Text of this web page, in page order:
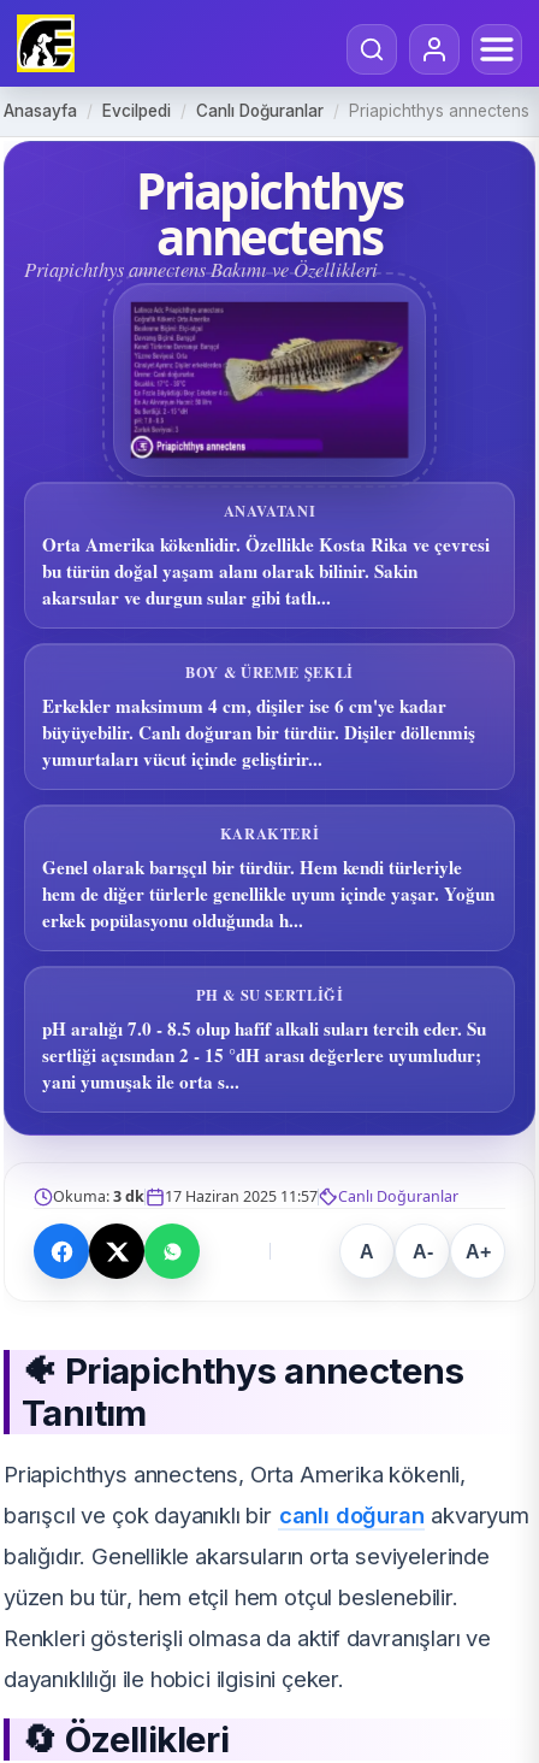
Anasayfa / Evcilpedi / Canlı Doğuranlar / Priapichthys annectens
Priapichthys
annectens
Priapichthys annectens Bakımı ve Özellikleri
ANAVATANI
Orta Amerika kökenlidir. Özellikle Kosta Rika ve çevresi
bu türün doğal yaşam alanı olarak bilinir. Sakin
akarsular ve durgun sular gibi tatlı...
BOY & ÜREME ŞEKLI
Erkekler maksimum 4 cm, dişiler ise 6 cm'ye kadar
büyüyebilir. Canlı doğuran bir türdür. Dişiler döllenmiş
yumurtaları vücut içinde geliştirir...
KARAKTERI
Genel olarak barışçıl bir türdür. Hem kendi türleriyle
hem de diğer türlerle genellikle uyum içinde yaşar. Yoğun
erkek popülasyonu olduğunda h...
PH & SU SERTLIĞI
pH aralığı 7.0 - 8.5 olup hafif alkali suları tercih eder. Su
sertliği açısından 2 - 15 °dH arası değerlere uyumludur;
yani yumuşak ile orta s...
Okuma:3 dk 17 Haziran 2025 11:57 Canlı Doğuranlar
A A- A+
🐠 Priapichthys annectens
Tanıtım
Priapichthys annectens, Orta Amerika kökenli,
barışcıl ve çok dayanıklı bir canlı doğuran akvaryum
balığıdır. Genellikle akarsuların orta seviyelerinde
yüzen bu tür, hem etçil hem otçul beslenebilir.
Renkleri gösterişli olmasa da aktif davranışları ve
dayanıklılığı ile hobici ilgisini çeker.
🔄 Özellikleri